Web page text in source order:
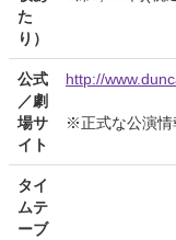
た
り）
公式
／劇
場サ
イト
http://
※正式な公演情
タイ
ムテ
ーブ